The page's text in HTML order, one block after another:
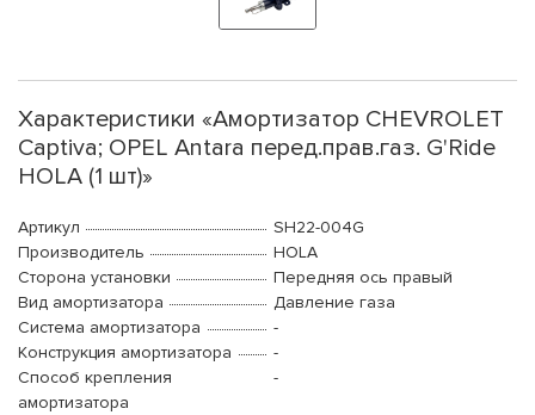
Характеристики «Амортизатор CHEVROLET
Captiva; OPEL Antara перед.прав.газ. G'Ride
HOLA (1 шт)»
Артикул
SH22-004G
Производитель
HOLA
Сторона установки
Передняя ось правый
Вид амортизатора
Давление газа
Система амортизатора
-
Конструкция амортизатора
-
Способ крепления
амортизатора
-